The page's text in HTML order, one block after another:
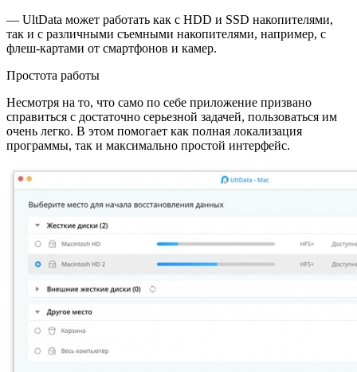
— UltData может работать как с HDD и SSD накопителями,
так и с различными съемными накопителями, например, с
флеш-картами от смартфонов и камер.
Простота работы
Несмотря на то, что само по себе приложение призвано
справиться с достаточно серьезной задачей, пользоваться им
очень легко. В этом помогает как полная локализация
программы, так и максимально простой интерфейс.